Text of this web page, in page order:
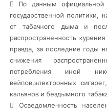
 По данным официальной
государственной политики,
от табачного дыма и
распространенность курения
правда, за последние годы
снижения
потребления иной
вейпов,электронных
кальянов и бездымного
 Осведомленность